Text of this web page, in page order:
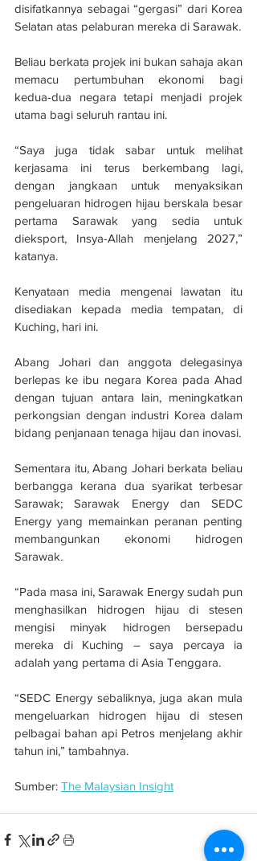
disifatkannya sebagai “gergasi” dari Korea
Selatan atas pelaburan mereka di Sarawak.
Beliau berkata projek ini bukan sahaja akan
memacu pertumbuhan ekonomi bagi
kedua-dua negara tetapi menjadi projek
utama bagi seluruh rantau ini.
“Saya juga tidak sabar untuk melihat
kerjasama ini terus berkembang lagi,
dengan jangkaan untuk menyaksikan
pengeluaran hidrogen hijau berskala besar
pertama Sarawak yang sedia untuk
dieksport, Insya-Allah menjelang 2027,”
katanya.
Kenyataan media mengenai lawatan itu
disediakan kepada media tempatan, di
Kuching, hari ini.
Abang Johari dan anggota delegasinya
berlepas ke ibu negara Korea pada Ahad
dengan tujuan antara lain, meningkatkan
perkongsian dengan industri Korea dalam
bidang penjanaan tenaga hijau dan inovasi.
Sementara itu, Abang Johari berkata beliau
berbangga kerana dua syarikat terbesar
Sarawak; Sarawak Energy dan SEDC
Energy yang memainkan peranan penting
membangunkan ekonomi hidrogen
Sarawak.
“Pada masa ini, Sarawak Energy sudah pun
menghasilkan hidrogen hijau di stesen
mengisi minyak hidrogen bersepadu
mereka di Kuching – saya percaya ia
adalah yang pertama di Asia Tenggara.
“SEDC Energy sebaliknya, juga akan mula
mengeluarkan hidrogen hijau di stesen
pelbagai bahan api Petros menjelang akhir
tahun ini,” tambahnya.
Sumber: The Malaysian Insight